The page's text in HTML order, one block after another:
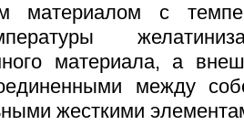
материалом с
материала, а
между
жесткими